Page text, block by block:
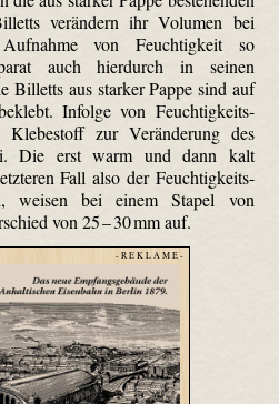
verändern ihr Volumen bei
von Feuchtigkeit so
auch hierdurch in seinen
Billetts aus starker Pappe sind auf
Infolge von Feuchtigkeits-
zur Veränderung des
Die erst warm und dann kalt
Fall also der Feuchtigkeits-
weisen bei einem Stapel von
von 25 – 30 mm auf.
- R E K L A M E -